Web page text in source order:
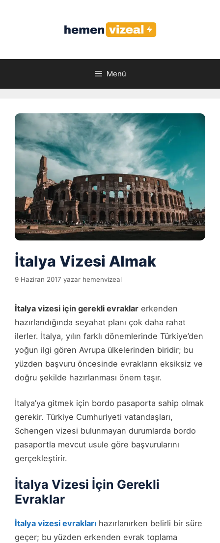
Menü
İtalya Vizesi Almak
9 Haziran 2017 yazar hemenvizeal
İtalya vizesi için gerekli evraklar erkenden
hazırlandığında seyahat planı çok daha rahat
ilerler. İtalya, yılın farklı dönemlerinde Türkiye’den
yoğun ilgi gören Avrupa ülkelerinden biridir; bu
yüzden başvuru öncesinde evrakların eksiksiz ve
doğru şekilde hazırlanması önem taşır.
İtalya’ya gitmek için bordo pasaporta sahip olmak
gerekir. Türkiye Cumhuriyeti vatandaşları,
Schengen vizesi bulunmayan durumlarda bordo
pasaportla mevcut usule göre başvurularını
gerçekleştirir.
İtalya Vizesi İçin Gerekli
Evraklar
İtalya vizesi evrakları hazırlanırken belirli bir süre
geçer; bu yüzden erkenden evrak toplama